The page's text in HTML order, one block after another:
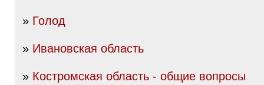
» Голод
» Ивановская область
» Костромская область - общие вопросы